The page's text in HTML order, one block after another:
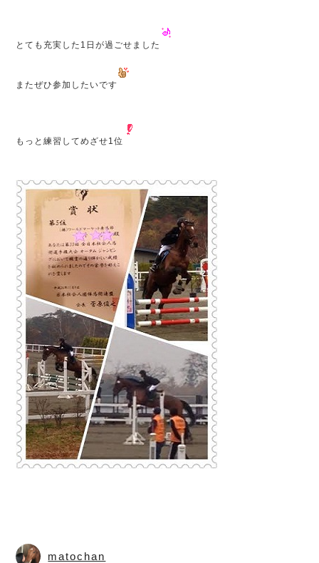
とても充実した1日が過ごせました
またぜひ参加したいです
もっと練習してめざせ1位
matochan